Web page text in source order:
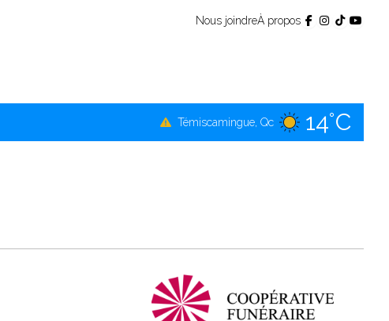
Nous joindreÀ propos
Témiscamingue, Qc 14°C
Amos, Qc 15°C